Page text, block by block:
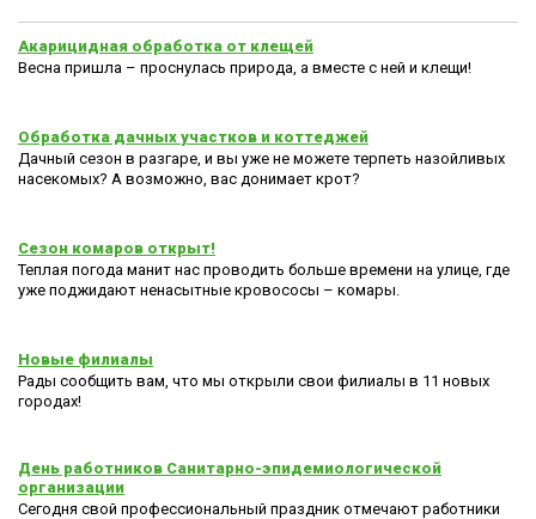
Акарицидная обработка от клещей
Весна пришла – проснулась природа, а вместе с ней и клещи!
Обработка дачных участков и коттеджей
Дачный сезон в разгаре, и вы уже не можете терпеть назойливых
насекомых? А возможно, вас донимает крот?
Сезон комаров открыт!
Теплая погода манит нас проводить больше времени на улице, где
уже поджидают ненасытные кровососы – комары.
Новые филиалы
Рады сообщить вам, что мы открыли свои филиалы в 11 новых
городах!
День работников Санитарно-эпидемиологической
организации
Сегодня свой профессиональный праздник отмечают работники